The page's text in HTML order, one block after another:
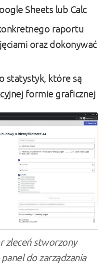
Sheets lub Calc
raportu
oraz dokonywać
statystyk, które są
formie graficznej
zleceń stworzony
do zarządzania